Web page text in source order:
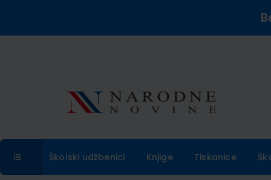
Školski udžbenici Knjige Tiskanice